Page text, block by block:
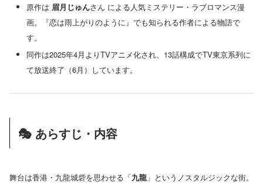
原作は 眉月じゅんさん による人気ミステリー・ラブロマンス漫
画。『恋は雨上がりのように』でも知られる作者による物語で
す。
同作は2025年4月よりTVアニメ化され、13話構成でTV東京系列に
て放送終了（6月）しています。
🎭 あらすじ・内容
舞台は香港・九龍城砦を思わせる「九龍 」というノスタルジックな街。